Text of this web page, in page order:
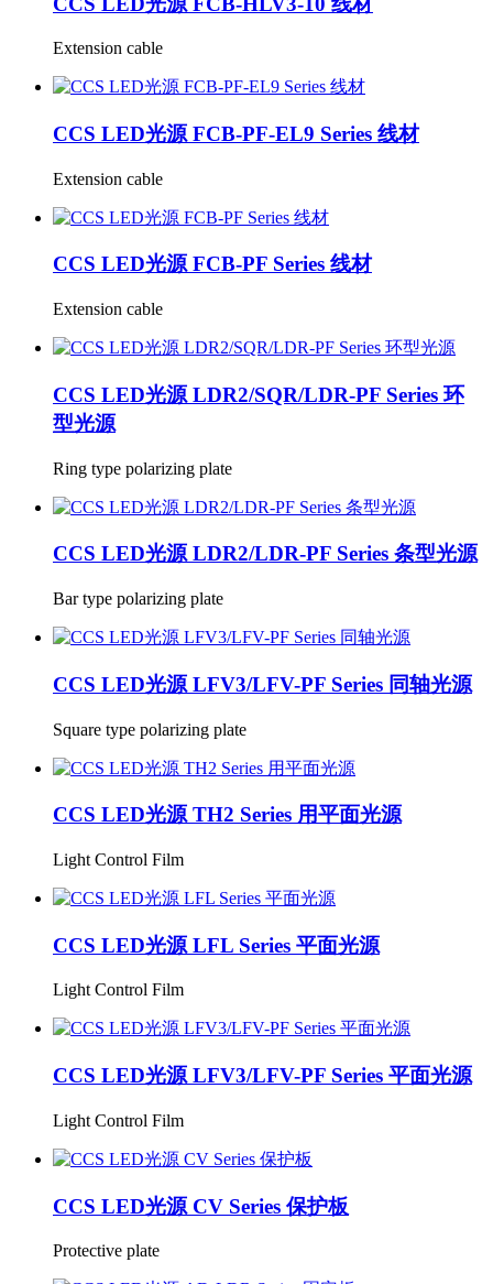
Extension cable
CCS LED光源 FCB-PF-EL9 Series 线材
Extension cable
CCS LED光源 FCB-PF Series 线材
Extension cable
CCS LED光源 LDR2/SQR/LDR-PF Series 环
型光源
Ring type polarizing plate
CCS LED光源 LDR2/LDR-PF Series 条型光源
Bar type polarizing plate
CCS LED光源 LFV3/LFV-PF Series 同轴光源
Square type polarizing plate
CCS LED光源 TH2 Series 用平面光源
Light Control Film
CCS LED光源 LFL Series 平面光源
Light Control Film
CCS LED光源 LFV3/LFV-PF Series 平面光源
Light Control Film
CCS LED光源 CV Series 保护板
Protective plate